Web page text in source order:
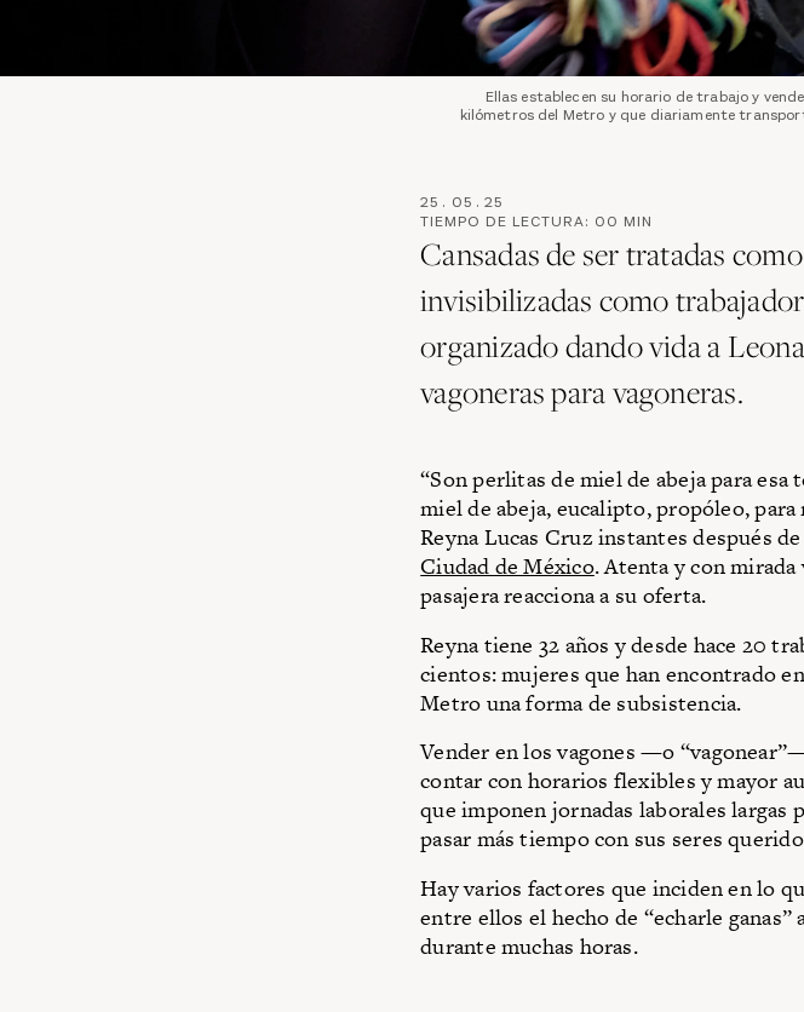
Ellas establecen su horario de trabajo y
kilómetros del Metro y que diariamente
25 . 05 . 25
TIEMPO DE LECTURA: 00 MIN
Cansadas de ser tratadas
invisibilizadas como
organizado dando vida a
vagoneras para vagoneras.
“Son perlitas de miel de abeja para esa
miel de abeja, eucalipto, propóleo, para
Reyna Lucas Cruz instantes después
Ciudad de México. Atenta y con
pasajera reacciona a su oferta.
Reyna tiene 32 años y desde hace 20
cientos: mujeres que han encontrado
Metro una forma de subsistencia.
Vender en los vagones —o
contar con horarios flexibles y mayor
que imponen jornadas laborales largas
pasar más tiempo con sus seres
Hay varios factores que inciden en lo
entre ellos el hecho de “echarle
durante muchas horas.